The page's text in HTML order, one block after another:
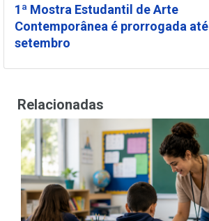
1ª Mostra Estudantil de Arte
Contemporânea é prorrogada até
setembro
Relacionadas